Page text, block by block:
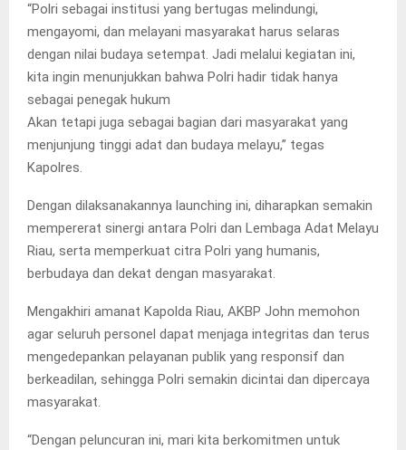
“Polri sebagai institusi yang bertugas melindungi,
mengayomi, dan melayani masyarakat harus selaras
dengan nilai budaya setempat. Jadi melalui kegiatan ini,
kita ingin menunjukkan bahwa Polri hadir tidak hanya
sebagai penegak hukum
Akan tetapi juga sebagai bagian dari masyarakat yang
menjunjung tinggi adat dan budaya melayu,” tegas
Kapolres.
Dengan dilaksanakannya launching ini, diharapkan semakin
mempererat sinergi antara Polri dan Lembaga Adat Melayu
Riau, serta memperkuat citra Polri yang humanis,
berbudaya dan dekat dengan masyarakat.
Mengakhiri amanat Kapolda Riau, AKBP John memohon
agar seluruh personel dapat menjaga integritas dan terus
mengedepankan pelayanan publik yang responsif dan
berkeadilan, sehingga Polri semakin dicintai dan dipercaya
masyarakat.
“Dengan peluncuran ini, mari kita berkomitmen untuk